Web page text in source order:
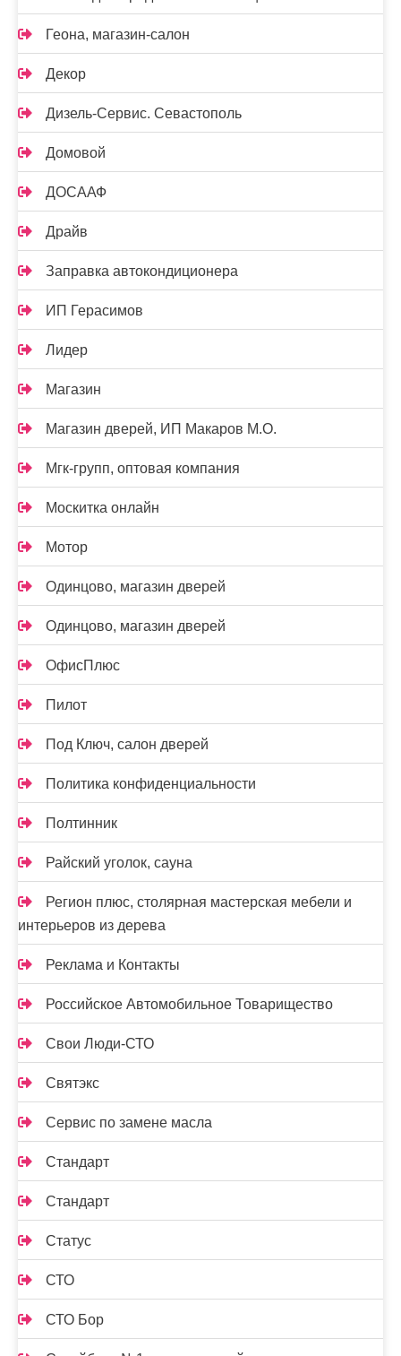
Геона, магазин-салон
Декор
Дизель-Сервис. Севастополь
Домовой
ДОСААФ
Драйв
Заправка автокондиционера
ИП Герасимов
Лидер
Магазин
Магазин дверей, ИП Макаров М.О.
Мгк-групп, оптовая компания
Москитка онлайн
Мотор
Одинцово, магазин дверей
Одинцово, магазин дверей
ОфисПлюс
Пилот
Под Ключ, салон дверей
Политика конфиденциальности
Полтинник
Райский уголок, сауна
Регион плюс, столярная мастерская мебели и
интерьеров из дерева
Реклама и Контакты
Российское Автомобильное Товарищество
Свои Люди-СТО
Святэкс
Сервис по замене масла
Стандарт
Стандарт
Статус
СТО
СТО Бор